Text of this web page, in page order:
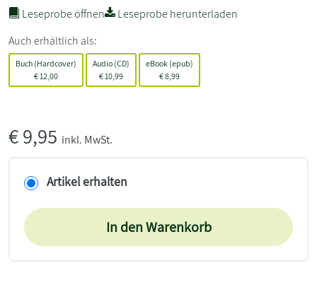
Leseprobe öffnen
Leseprobe herunterladen
Auch erhältlich als:
Buch (Hardcover)
€ 12,00
Audio (CD)
€ 10,99
eBook (epub)
€8,99
€9,95 inkl. MwSt.
Artikel erhalten
In den Warenkorb